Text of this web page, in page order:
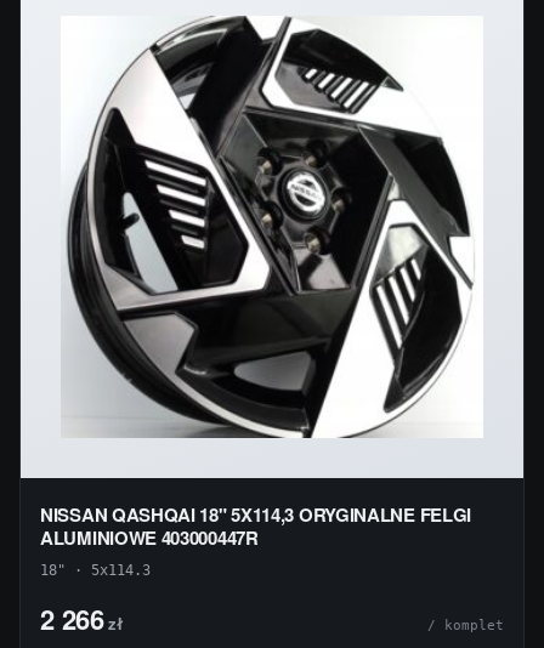
NISSAN QASHQAI 18" 5X114,3 ORYGINALNE FELGI
ALUMINIOWE 403000447R
18" · 5x114.3
2 266zł / komplet